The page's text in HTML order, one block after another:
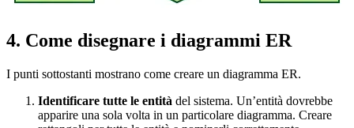
4. Come disegnare i diagrammi ER
I punti sottostanti mostrano come creare un diagramma ER.
Identificare tutte le entità del sistema. Un’entità dovrebbe
apparire una sola volta in un particolare diagramma. Creare